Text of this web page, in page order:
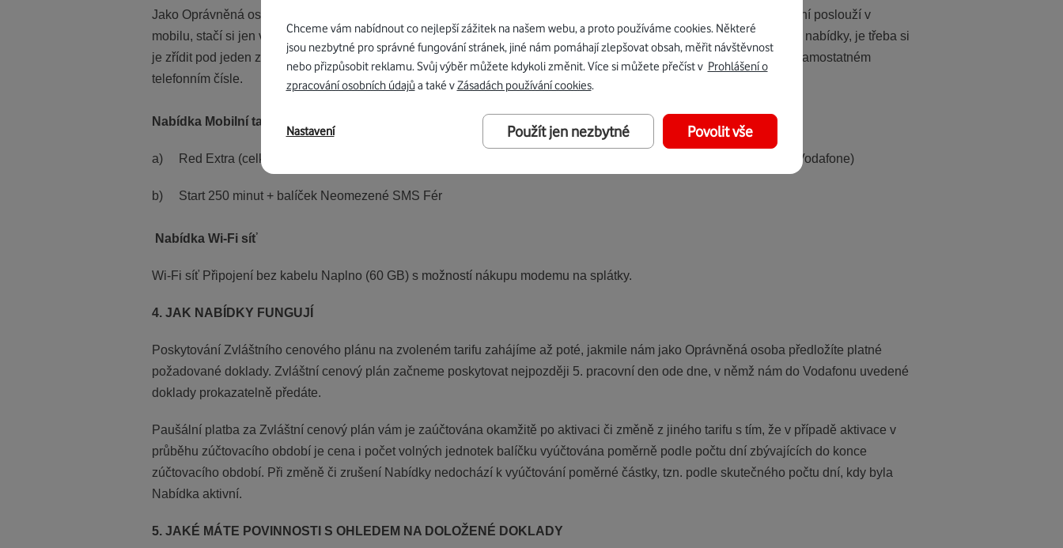
Jako Oprávněná osoba můžete využít hned dvě výhodné nabídky, jejichž aktuální ceny najdete v našem Ceníku. První poslouží v
mobilu, stačí si jen vybrat, který ze dvou tarifů více vyhovuje. Ta druhá poskytne Wi-Fi síť. Pokud si chcete pořídit obě nabídky, je třeba si
je zřídit pod jeden zákaznický účet. Nabídky tarifů nejsou vzájemně kombinovatelné a je nutné každou aktivovat na samostatném
telefonním čísle.
Nabídka Mobilní tarif
a) Red Extra (celkem tak získáte 40 GB dat – 20 GB v rámci tarifu a 20 GB si vyzvedáváte měsíčně v aplikaci Můj Vodafone)
b) Start 250 minut + balíček Neomezené SMS Fér
Nabídka Wi-Fi síť
Wi-Fi síť Připojení bez kabelu Naplno (60 GB) s možností nákupu modemu na splátky.
4. JAK NABÍDKY FUNGUJÍ
Poskytování Zvláštního cenového plánu na zvoleném tarifu zahájíme až poté, jakmile nám jako Oprávněná osoba předložíte platné
požadované doklady. Zvláštní cenový plán začneme poskytovat nejpozději 5. pracovní den ode dne, v němž nám do Vodafonu uvedené
doklady prokazatelně předáte.
Paušální platba za Zvláštní cenový plán vám je zaúčtována okamžitě po aktivaci či změně z jiného tarifu s tím, že v případě aktivace v
průběhu zúčtovacího období je cena i počet volných jednotek balíčku vyúčtována poměrně podle počtu dní zbývajících do konce
zúčtovacího období. Při změně či zrušení Nabídky nedochází k vyúčtování poměrné částky, tzn. podle skutečného počtu dní, kdy byla
Nabídka aktivní.
5. JAKÉ MÁTE POVINNOSTI S OHLEDEM NA DOLOŽENÉ DOKLADY
Chceme vám nabídnout co nejlepší zážitek na našem webu, a proto používáme cookies. Některé
jsou nezbytné pro správné fungování stránek, jiné nám pomáhají zlepšovat obsah, měřit návštěvnost
nebo přizpůsobit reklamu. Svůj výběr můžete kdykoli změnit. Více si můžete přečíst v Prohlášení o
zpracování osobních údajůa také vZásadách používání cookies.
Použít jen nezbytné Povolit vše
Nastavení